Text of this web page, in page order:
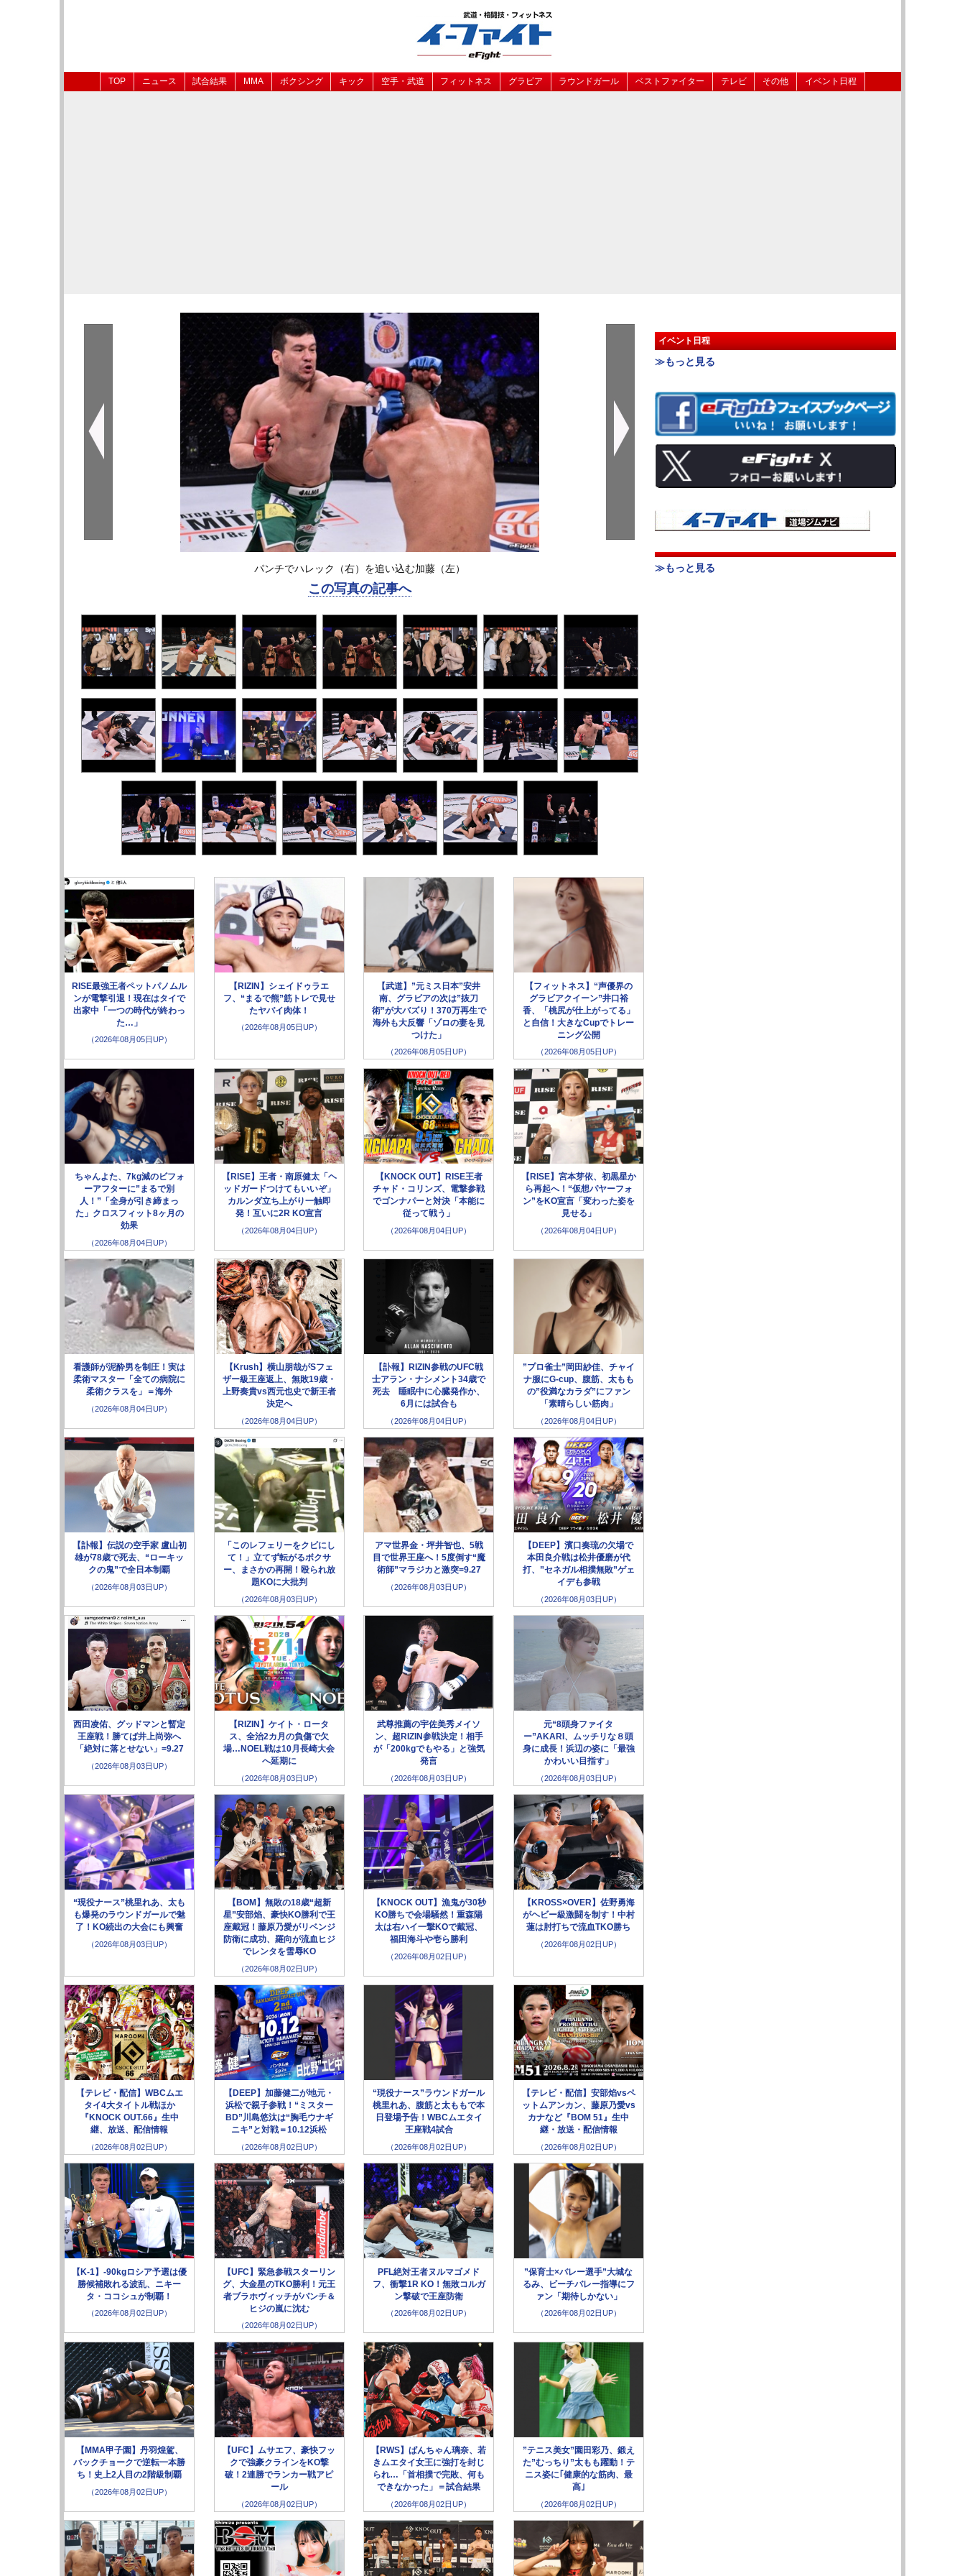
TOP ニュース 試合結果 MMA ボクシング キック 空手・武道 フィットネス グラビア ラウンドガール ベストファイター テレビ その他 イベント日程
パンチでハレック（右）を追い込む加藤（左）
この写真の記事へ
RISE最強王者ペットパノムル
ンが電撃引退！現在はタイで
出家中「一つの時代が終わっ
た…」
（2026年08月05日UP）
【RIZIN】シェイドゥラエ
フ、“まるで熊”筋トレで見せ
たヤバイ肉体！
（2026年08月05日UP）
【武道】”元ミス日本”安井
南、グラビアの次は”抜刀
術”が大バズり！370万再生で
海外も大反響「ゾロの妻を見
つけた」
（2026年08月05日UP）
【フィットネス】“声優界の
グラビアクイーン”井口裕
香、「桃尻が仕上がってる」
と自信！大きなCupでトレー
ニング公開
（2026年08月05日UP）
ちゃんよた、7kg減のビフォ
ーアフターに”まるで別
人！”「全身が引き締まっ
た」クロスフィット8ヶ月の
効果
（2026年08月04日UP）
【RISE】王者・南原健太「ヘ
ッドガードつけてもいいぞ」
カルンダ立ち上がり一触即
発！互いに2R KO宣言
（2026年08月04日UP）
【KNOCK OUT】RISE王者
チャド・コリンズ、電撃参戦
でゴンナパーと対決「本能に
従って戦う」
（2026年08月04日UP）
【RISE】宮本芽依、初黒星か
ら再起へ！“仮想パヤーフォ
ン”をKO宣言「変わった姿を
見せる」
（2026年08月04日UP）
看護師が泥酔男を制圧！実は
柔術マスター「全ての病院に
柔術クラスを」＝海外
（2026年08月04日UP）
【Krush】横山朋哉がSフェ
ザー級王座返上、無敗19歳・
上野奏貴vs西元也史で新王者
決定へ
（2026年08月04日UP）
【訃報】RIZIN参戦のUFC戦
士アラン・ナシメント34歳で
死去 睡眠中に心臓発作か、
6月には試合も
（2026年08月04日UP）
”プロ雀士”岡田紗佳、チャイ
ナ服にG-cup、腹筋、太もも
の”役満なカラダ”にファン
「素晴らしい筋肉」
（2026年08月04日UP）
【訃報】伝説の空手家 盧山初
雄が78歳で死去、“ローキッ
クの鬼”で全日本制覇
（2026年08月03日UP）
「このレフェリーをクビにし
て！」立てず転がるボクサ
ー、まさかの再開！殴られ放
題KOに大批判
（2026年08月03日UP）
アマ世界金・坪井智也、5戦
目で世界王座へ！5度倒す“魔
術師”マラジカと激突=9.27
（2026年08月03日UP）
【DEEP】濱口奏琉の欠場で
本田良介戦は松井優磨が代
打、”セネガル相撲無敗”ゲェ
イデも参戦
（2026年08月03日UP）
西田凌佑、グッドマンと暫定
王座戦！勝てば井上尚弥へ
「絶対に落とせない」=9.27
（2026年08月03日UP）
【RIZIN】ケイト・ロータ
ス、全治2カ月の負傷で欠
場…NOEL戦は10月長崎大会
へ延期に
（2026年08月03日UP）
武尊推薦の宇佐美秀メイソ
ン、超RIZIN参戦決定！相手
が「200kgでもやる」と強気
発言
（2026年08月03日UP）
元“8頭身ファイタ
ー”AKARI、ムッチリな８頭
身に成長！浜辺の姿に「最強
かわいい目指す」
（2026年08月03日UP）
“現役ナース”桃里れあ、太も
も爆発のラウンドガールで魅
了！KO続出の大会にも興奮
（2026年08月03日UP）
【BOM】無敗の18歳“超新
星”安部焰、豪快KO勝利で王
座戴冠！藤原乃愛がリベンジ
防衛に成功、羅向が流血ヒジ
でレンタを雪辱KO
（2026年08月02日UP）
【KNOCK OUT】漁鬼が30秒
KO勝ちで会場騒然！重森陽
太は右ハイ一撃KOで戴冠、
福田海斗や壱ら勝利
（2026年08月02日UP）
【KROSS×OVER】佐野勇海
がヘビー級激闘を制す！中村
蓮は肘打ちで流血TKO勝ち
（2026年08月02日UP）
【テレビ・配信】WBCムエ
タイ4大タイトル戦ほか
『KNOCK OUT.66』生中
継、放送、配信情報
（2026年08月02日UP）
【DEEP】加藤健二が地元・
浜松で親子参戦！“ミスター
BD”川島悠汰は“胸毛ウナギ
ニキ”と対戦＝10.12浜松
（2026年08月02日UP）
“現役ナース”ラウンドガール
桃里れあ、腹筋と太ももで本
日登場予告！WBCムエタイ
王座戦4試合
（2026年08月02日UP）
【テレビ・配信】安部焰vsペ
ットムアンカン、藤原乃愛vs
カナなど『BOM 51』生中
継・放送・配信情報
（2026年08月02日UP）
【K-1】-90kgロシア予選は優
勝候補敗れる波乱、ニキー
タ・ココシュが制覇！
（2026年08月02日UP）
【UFC】緊急参戦スターリン
グ、大金星のTKO勝利！元王
者ブラホヴィッチがパンチ＆
ヒジの嵐に沈む
（2026年08月02日UP）
PFL絶対王者ヌルマゴメド
フ、衝撃1R KO！無敗コルガ
ン撃破で王座防衛
（2026年08月02日UP）
”保育士×バレー選手”大城な
るみ、ビーチバレー指導にフ
ァン「期待しかない」
（2026年08月02日UP）
【MMA甲子園】丹羽煌駕、
バックチョークで逆転一本勝
ち！史上2人目の2階級制覇
（2026年08月02日UP）
【UFC】ムサエフ、豪快フッ
クで強豪クラインをKO撃
破！2連勝でランカー戦アピ
ール
（2026年08月02日UP）
【RWS】ぱんちゃん璃奈、若
きムエタイ女王に強打を封じ
られ…「首相撲で完敗、何も
できなかった」＝試合結果
（2026年08月02日UP）
”テニス美女”園田彩乃、鍛え
た”むっちり”太もも躍動！テ
ニス姿に｢健康的な筋肉、最
高｣
（2026年08月02日UP）
イベント日程
≫もっと見る
≫もっと見る